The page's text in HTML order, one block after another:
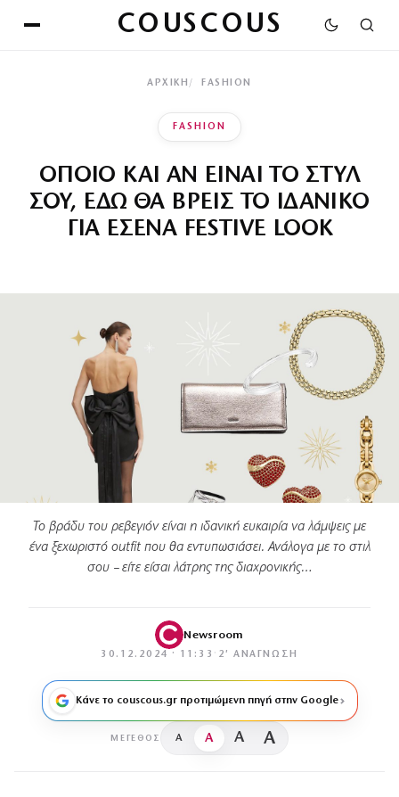
COUSCOUS
ΑΡΧΙΚΉ FASHION
FASHION
ΟΠΟΙΟ ΚΑΙ ΑΝ ΕΙΝΑΙ ΤΟ ΣΤΥΛ
ΣΟΥ, ΕΔΩ ΘΑ ΒΡΕΙΣ ΤΟ ΙΔΑΝΙΚΟ
ΓΙΑ ΕΣΕΝΑ FESTIVE LOOK
Το βράδυ του ρεβεγιόν είναι η ιδανική ευκαιρία να λάμψεις με
ένα ξεχωριστό outfit που θα εντυπωσιάσει. Ανάλογα με το στιλ
σου – είτε είσαι λάτρης της διαχρονικής…
Newsroom
30.12.2024 · 11:33 · 2′ ΑΝΆΓΝΩΣΗ
Κάνε το couscous.gr προτιμώμενη πηγή στην Google
ΜΈΓΕΘΟΣ A A A A